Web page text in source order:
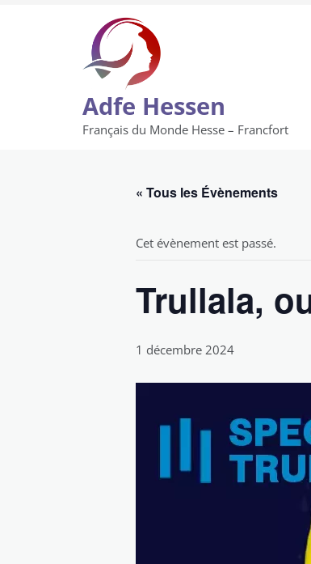
Adfe Hessen
Français du Monde Hesse – Francfort
« Tous les Évènements
Cet évènement est passé.
Trullala,
1 décembre 2024